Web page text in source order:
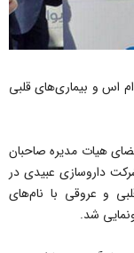
ام اس و بیماری‌های قلبی
هیات مدیره صاحبان
داروسازی عبیدی در
و عروقی با نام‌های
شد.